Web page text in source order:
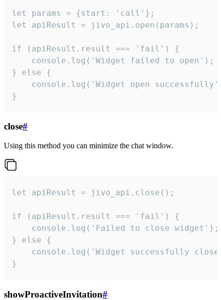
let params = {start: 'call'};
let apiResult = jivo_api.open(params);
if (apiResult.result === 'fail') {
    console.log('Widget failed to open');
} else {
console.log('Widget open
}
close#
Using this method you can minimize the chat window.
let apiResult = jivo_api.close();
if (apiResult.result === 'fail') {
    console.log('Failed to close widget');
} else {
console.log('Widget successfully
}
showProactiveInvitation#